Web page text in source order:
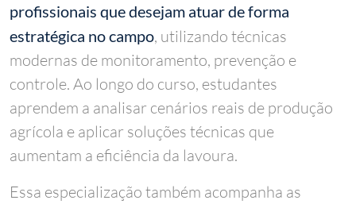
profissionais que desejam atuar de forma
estratégica no campo, utilizando técnicas
modernas de monitoramento, prevenção e
controle. Ao longo do curso, estudantes
aprendem a analisar cenários reais de produção
agrícola e aplicar soluções técnicas que
aumentam a eficiência da lavoura.
Essa especialização também acompanha as